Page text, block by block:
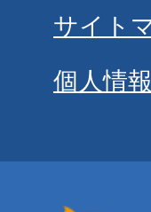
サイト
個人情